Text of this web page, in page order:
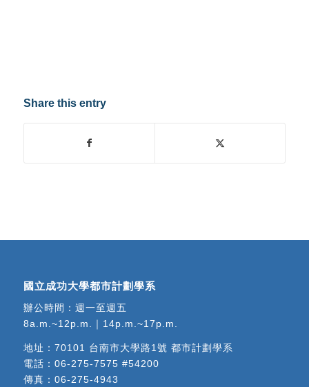
Share this entry
國立成功大學都市計劃學系
辦公時間：週一至週五
8a.m.~12p.m.｜14p.m.~17p.m.
地址： 70101 台南市大學路1號 都市計劃學系
電話： 06-275-7575 #54200
傳真：06-275-4943